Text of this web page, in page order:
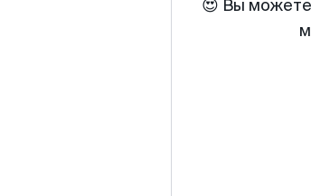
😍 Вы можете